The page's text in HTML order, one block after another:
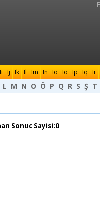
Ii Ij Ik Il Im In Io Iö Ip Iq Ir
L M N O Ö P Q R S Ş T
Sonuc Sayisi:0